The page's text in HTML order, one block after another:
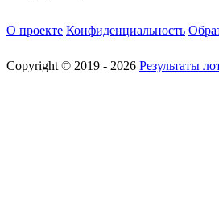
О проекте Конфиденциальность
Copyright © 2019 - 2026 Результаты